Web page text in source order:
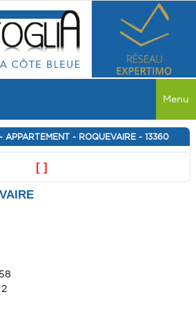
Menu
APPARTEMENT - ROQUEVAIRE - 13360
[ ]